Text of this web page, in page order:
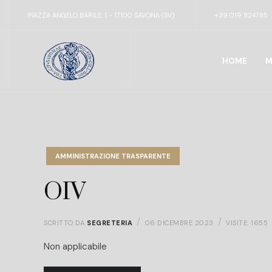
PIAZZA ANGELO BARILE, 1 - 17100 SAVONA (SV) +39 019 824785
HOME
AMMINISTRAZIONE TRASPARENTE
OIV
SCRITTO DA SEGRETERIA 06 DICEMBRE 2023 VISITE: 1655
Non applicabile